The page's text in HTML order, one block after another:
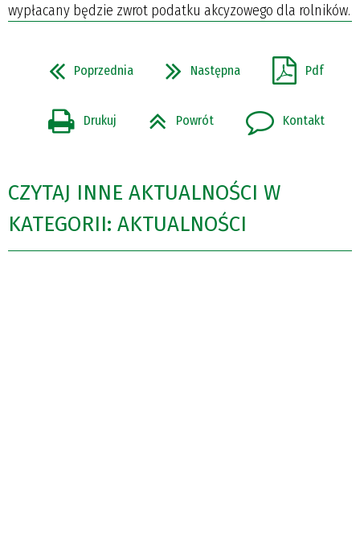
wypłacany będzie zwrot podatku akcyzowego dla rolników.
Poprzednia Następna Pdf
Drukuj Powrót Kontakt
CZYTAJ INNE AKTUALNOŚCI W
KATEGORII: AKTUALNOŚCI